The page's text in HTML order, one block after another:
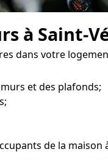
à Saint-
dans votre
et des plafonds;
de la maison